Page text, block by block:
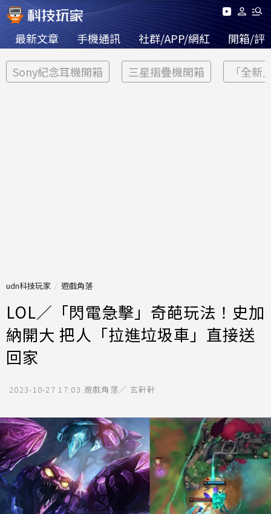
最新文章 手機通訊 社群/APP/網紅 開箱/評
Sony紀念耳機開箱 三星摺疊機開箱 「全新
udn科技玩家 遊戲角落
LOL／「閃電急擊」奇葩玩法！史加
納開大 把人「拉進垃圾車」直接送
回家
2023-10-27 17:03 遊戲角落／ 玄軒軒